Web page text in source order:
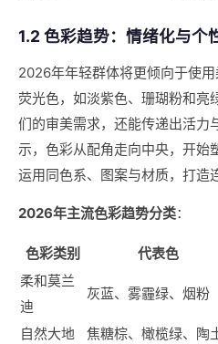
1.2 色彩趋势：情绪化与个
2026年年轻群体将更倾向于使
荧光色，如淡紫色、珊瑚粉和亮
们的审美需求，还能传递出活力
示，色彩从配角走向中央，开始
运用同色系、图案与材质，打造
2026年主流色彩趋势分类：
色彩类别 代表色
柔和莫兰
迪
灰蓝、雾霾绿、烟粉
自然大地
焦糖棕、橄榄绿、陶